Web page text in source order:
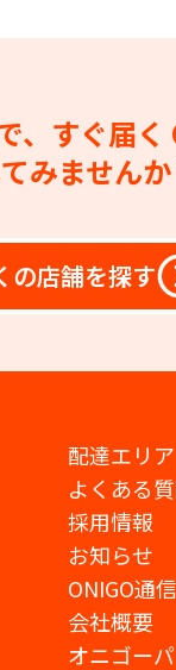
、すぐ届く
みませんか
の店舗を探す
配達エリア
よくある
採用情報
お知らせ
ONIGO通信
会社概要
オニゴー